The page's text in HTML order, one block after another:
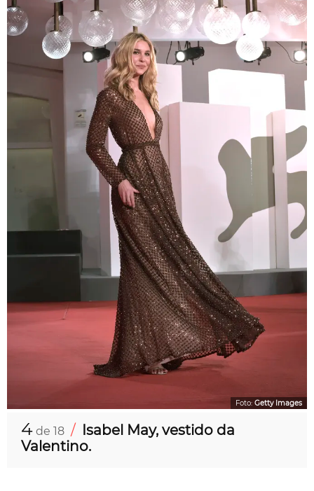
Foto: Getty Images
4 de 18 / Isabel May, vestido da
Valentino.